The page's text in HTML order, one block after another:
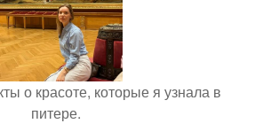
о красоте, которые я узнала в
питере.